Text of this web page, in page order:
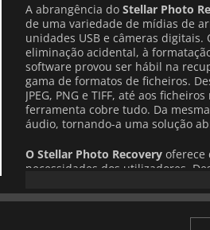
A abrangência do Stellar Photo
de uma variedade de mídias de
unidades USB e câmeras
eliminação acidental, à
software provou ser hábil na
gama de formatos de ficheiros.
JPEG, PNG e TIFF, até aos
ferramenta cobre tudo. Da
áudio, tornando-a uma solução
O Stellar Photo Recovery oferece
necessidades dos utilizadores.
profissional para necessidades
empresarial para recuperações